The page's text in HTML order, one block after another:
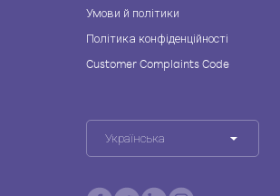
Умови й політики
Політика конфіденційності
Customer Complaints Code
Українська